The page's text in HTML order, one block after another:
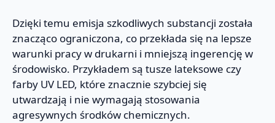
Dzięki temu emisja szkodliwych substancji została
znacząco ograniczona, co przekłada się na lepsze
warunki pracy w drukarni i mniejszą ingerencję w
środowisko. Przykładem są tusze lateksowe czy
farby UV LED, które znacznie szybciej się
utwardzają i nie wymagają stosowania
agresywnych środków chemicznych.